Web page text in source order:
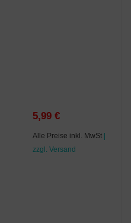
5,99 €
Alle Preise inkl. MwSt |
zzgl. Versand